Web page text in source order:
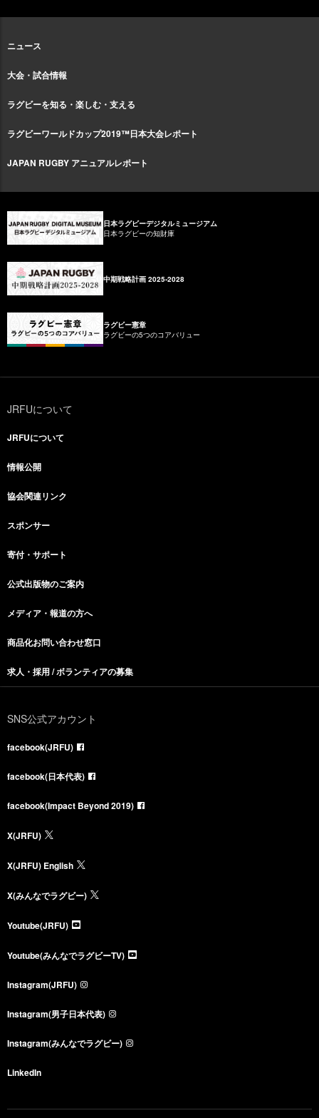
ニュース
大会・試合情報
ラグビーを知る・楽しむ・支える
ラグビーワールドカップ2019™日本大会レポート
JAPAN RUGBY アニュアルレポート
日本ラグビーデジタルミュージアム
日本ラグビーの知財庫
中期戦略計画 2025-2028
ラグビー憲章
ラグビーの5つのコアバリュー
JRFUについて
JRFUについて
情報公開
協会関連リンク
スポンサー
寄付・サポート
公式出版物のご案内
メディア・報道の方へ
商品化お問い合わせ窓口
求人・採用 / ボランティアの募集
SNS公式アカウント
facebook(JRFU)
facebook(日本代表)
facebook(Impact Beyond 2019)
X(JRFU)
X(JRFU) English
X(みんなでラグビー)
Youtube(JRFU)
Youtube(みんなでラグビーTV)
Instagram(JRFU)
Instagram(男子日本代表)
Instagram(みんなでラグビー)
LinkedIn